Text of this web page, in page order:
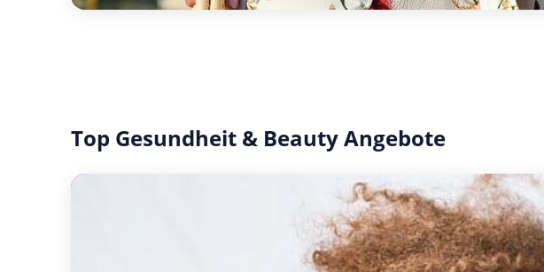
Top Gesundheit & Beauty Angebote